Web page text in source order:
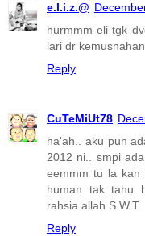
e.l.i.z.@
hurmmm eli tgk
lari dr
Reply
CuTeMiUt78
ha'ah.. aku pun
2012 ni.. smpi
eemmm tu la kan
human tak tahu
rahsia allah S.W.T
Reply